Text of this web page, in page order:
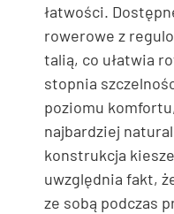
łatwości.
rowerowe z
talią, co ułatwia
stopnia
poziomu
najbardziej
konstrukcja
uwzględnia fakt,
ze sobą podczas